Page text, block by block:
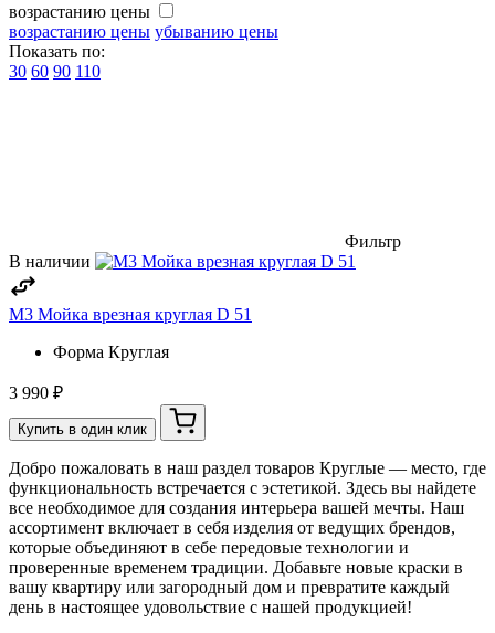
возрастанию цены
возрастанию цены убыванию цены
Показать по:
30 60 90 110
Фильтр
В наличии
М3 Мойка врезная круглая D 51
Форма Круглая
3 990 ₽
Купить в один клик
Добро пожаловать в наш раздел товаров Круглые — место, где
функциональность встречается с эстетикой. Здесь вы найдете
все необходимое для создания интерьера вашей мечты. Наш
ассортимент включает в себя изделия от ведущих брендов,
которые объединяют в себе передовые технологии и
проверенные временем традиции. Добавьте новые краски в
вашу квартиру или загородный дом и превратите каждый
день в настоящее удовольствие с нашей продукцией!